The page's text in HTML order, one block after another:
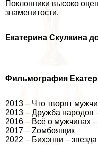
Поклонники высоко
знаменитости.
Екатерина Скулкина
Фильмография
2013 – Что творят
2013 – Дружба народов
2016 – Всё о мужчинах
2017 – Zомбоящик
2022 – Бихэппи – звезда